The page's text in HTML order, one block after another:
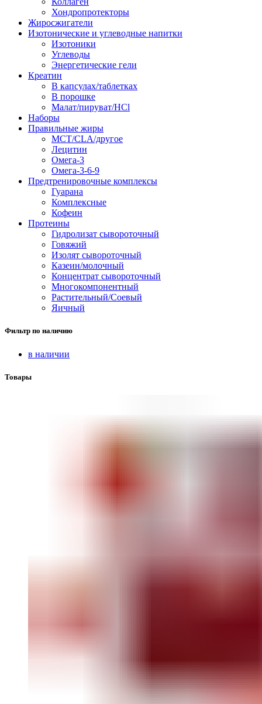
Хондропротекторы
Жиросжигатели
Изотонические и углеводные напитки
Изотоники
Углеводы
Энергетические гели
Креатин
В капсулах/таблетках
В порошке
Малат/пируват/HCl
Наборы
Правильные жиры
MCT/CLA/другое
Лецитин
Омега-3
Омега-3-6-9
Предтренировочные комплексы
Гуарана
Комплексные
Кофеин
Протеины
Гидролизат сывороточный
Говяжий
Изолят сывороточный
Казеин/молочный
Концентрат сывороточный
Многокомпонентный
Растительный/Соевый
Яичный
Фильтр по наличию
в наличии
Товары